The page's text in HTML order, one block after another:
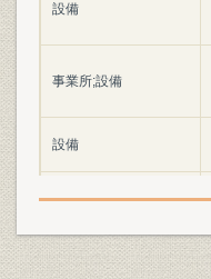
設備
事業所;設備
設備
事業所